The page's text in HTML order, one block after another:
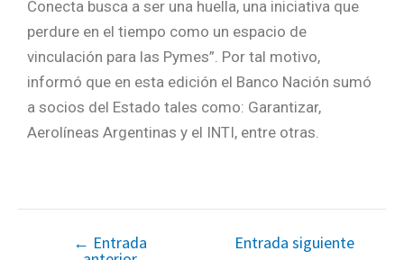
Conecta busca a ser una huella, una iniciativa que
perdure en el tiempo como un espacio de
vinculación para las Pymes”. Por tal motivo,
informó que en esta edición el Banco Nación sumó
a socios del Estado tales como: Garantizar,
Aerolíneas Argentinas y el INTI, entre otras.
← Entrada Entrada siguiente